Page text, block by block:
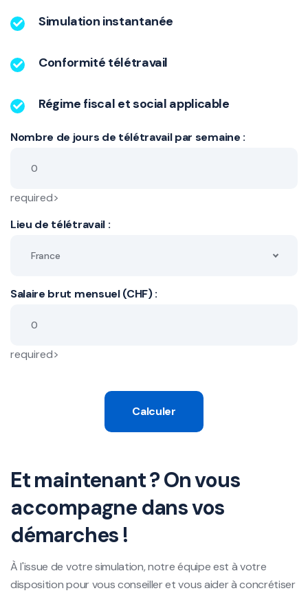
Simulation instantanée
Conformité télétravail
Régime fiscal et social applicable
Nombre de jours de télétravail par semaine :
required>
Lieu de télétravail :
France
Salaire brut mensuel (CHF) :
required>
Calculer
Et maintenant ? On vous
accompagne dans vos
démarches !
À l'issue de votre simulation, notre équipe est à votre
disposition pour vous conseiller et vous aider à concrétiser